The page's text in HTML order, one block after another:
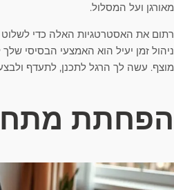
מאורגן ועל המסלול.
רתום את האסטרטגיות האלה כדי
ניהול זמן יעיל הוא האמצעי הבסיסי
מוצף. עשה לך הרגל לתכנן, לתעדף
הפחתת מתח